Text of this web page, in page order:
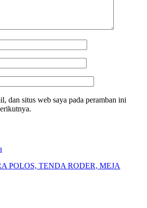
dan situs web saya pada peramban ini
POLOS, TENDA RODER, MEJA